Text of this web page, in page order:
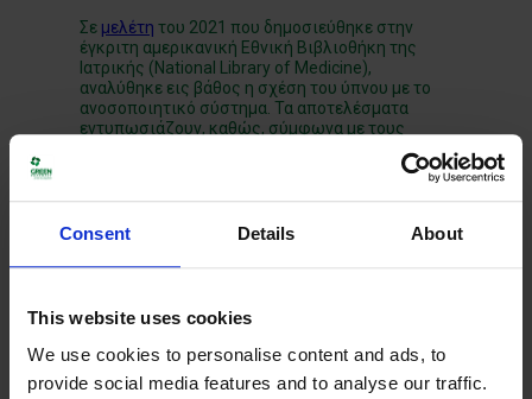
Consent Details About
This website uses cookies
We use cookies to personalise content and ads, to
provide social media features and to analyse our traffic.
Σε μελέτη του 2021 που δημοσιεύθηκε στην
έγκριτη αμερικανική Εθνική Βιβλιοθήκη της
Ιατρικής (National Library of Medicine),
αναλύθηκε εις βάθος η σχέση του ύπνου με το
ανοσοποιητικό σύστημα. Τα αποτελέσματα
εντυπωσιάζουν, καθώς, σύμφωνα με τους
ερευνητές, οι διαταραχές του ύπνου οδηγούν
αυτοάνοσες παθήσεις έχει ως αποτέλεσμα τη
βελτίωση του ύπνου.
Η μελέτη επισημαίνει ότι οι διαταραχές ύπνου
αϋπνίας, συσχετίστηκαν με υψηλότερο κίνδυνο
ανάπτυξης αυτοάνοσων νοσημάτων όπως η
ρευματοειδής αρθρίτιδα, η αγκυλοποιητική
σπονδυλίτιδα, ο συστηματικός ερυθηματώδης
λύκος και το σκληρόδερμα.